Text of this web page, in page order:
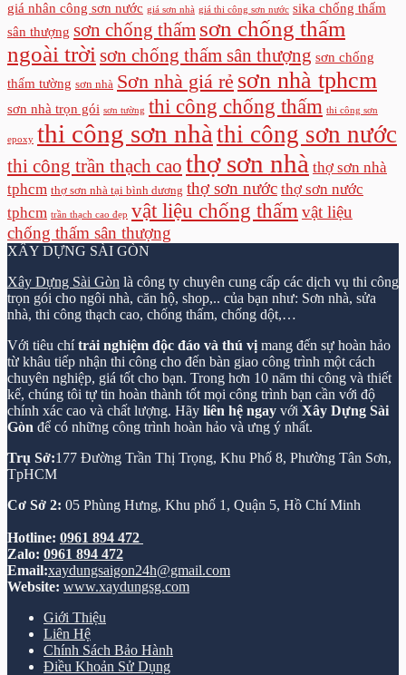
giá nhân công sơn nước giá sơn nhà giá thi công sơn nước sika chống thấm
sân thượng sơn chống thấm sơn chống thấm
ngoài trời sơn chống thấm sân thượng sơn chống
thấm tường sơn nhà Sơn nhà giá rẻ sơn nhà tphcm
sơn nhà trọn gói sơn tường thi công chống thấm thi công sơn
epoxy thi công sơn nhà thi công sơn nước
thi công trần thạch cao thợ sơn nhà thợ sơn nhà
tphcm thợ sơn nhà tại bình dương thợ sơn nước thợ sơn nước
tphcm trần thạch cao đẹp vật liệu chống thấm vật liệu
chống thấm sân thượng
XÂY DỰNG SÀI GÒN
Xây Dựng Sài Gòn là công ty chuyên cung cấp các dịch vụ thi công
trọn gói cho ngôi nhà, căn hộ, shop,.. của bạn như: Sơn nhà, sửa
nhà, thi công thạch cao, chống thấm, chống dột,…
Với tiêu chítrải nghiệm độc đáo và thú vị mang đến sự hoàn hảo
từ khâu tiếp nhận thi công cho đến bàn giao công trình một cách
chuyên nghiệp, giá tốt cho bạn. Trong hơn 10 năm thi công và thiết
kế, chúng tôi tự tin hoàn thành tốt mọi công trình bạn cần với độ
chính xác cao và chất lượng. Hãy liên hệ ngay với Xây Dựng Sài
Gòn để có những công trình hoàn hảo và ưng ý nhất.
Trụ Sở:177 Đường Trần Thị Trọng, Khu Phố 8, Phường Tân Sơn,
TpHCM
Cơ Sở 2: 05 Phùng Hưng, Khu phố 1, Quận 5, Hồ Chí Minh
Hotline: 0961 894 472
Zalo: 0961 894 472
Email:xaydungsaigon24h@gmail.com
Website: www.xaydungsg.com
Giới Thiệu
Liên Hệ
Chính Sách Bảo Hành
Điều Khoản Sử Dụng